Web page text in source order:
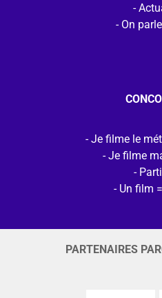
On
Je filme le
Je filme
Un film
PARTENAIRES